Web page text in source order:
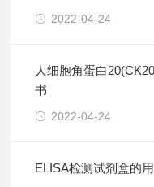
2022-04-24
人细胞角蛋白
书
2022-04-24
ELISA检测试剂盒的